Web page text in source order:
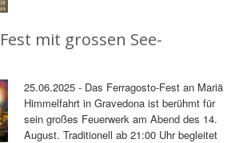
mit grossen See-
25.06.2025 - Das Ferragosto-Fest an Mariä
Himmelfahrt in Gravedona ist berühmt für
sein großes Feuerwerk am Abend des 14.
August. Traditionell ab 21:00 Uhr begleitet